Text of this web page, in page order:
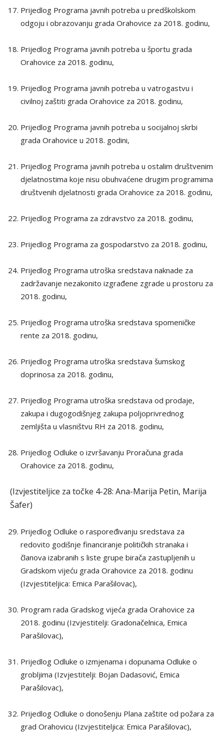
Prijedlog Programa javnih potreba u predškolskom
odgoju i obrazovanju grada Orahovice za 2018. godinu,
Prijedlog Programa javnih potreba u športu grada
Orahovice za 2018. godinu,
Prijedlog Programa javnih potreba u vatrogastvu i
civilnoj zaštiti grada Orahovice za 2018. godinu,
Prijedlog Programa javnih potreba u socijalnoj skrbi
grada Orahovice u 2018. godini,
Prijedlog Programa javnih potreba u ostalim društvenim
djelatnostima koje nisu obuhvaćene drugim programima
društvenih djelatnosti grada Orahovice za 2018. godinu,
Prijedlog Programa za zdravstvo za 2018. godinu,
Prijedlog Programa za gospodarstvo za 2018. godinu,
Prijedlog Programa utroška sredstava naknade za
zadržavanje nezakonito izgrađene zgrade u prostoru za
2018. godinu,
Prijedlog Programa utroška sredstava spomeničke
rente za 2018. godinu,
Prijedlog Programa utroška sredstava šumskog
doprinosa za 2018. godinu,
Prijedlog Programa utroška sredstava od prodaje,
zakupa i dugogodišnjeg zakupa poljoprivrednog
zemljišta u vlasništvu RH za 2018. godinu,
Prijedlog Odluke o izvršavanju Proračuna grada
Orahovice za 2018. godinu,
(Izvjestiteljice za točke 4-28: Ana-Marija Petin, Marija
Šafer)
Prijedlog Odluke o raspoređivanju sredstava za
redovito godišnje financiranje političkih stranaka i
članova izabranih s liste grupe birača zastupljenih u
Gradskom vijeću grada Orahovice za 2018. godinu
(Izvjestiteljica: Emica Parašilovac),
Program rada Gradskog vijeća grada Orahovice za
2018. godinu (Izvjestitelji: Gradonačelnica, Emica
Parašilovac),
Prijedlog Odluke o izmjenama i dopunama Odluke o
grobljima (Izvjestitelji: Bojan Dadasović, Emica
Parašilovac),
Prijedlog Odluke o donošenju Plana zaštite od požara za
grad Orahovicu (Izvjestiteljica: Emica Parašilovac),